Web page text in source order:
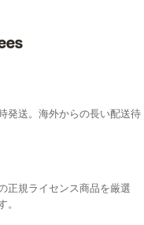
発送。海外からの長い配送待
正規ライセンス商品を厳選